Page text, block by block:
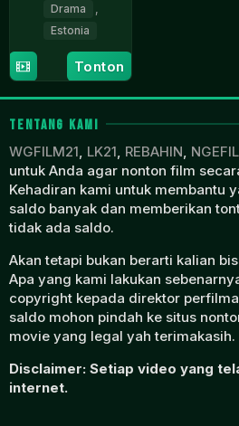
Drama
Estonia
9
Nov
2023
Eeva
Mägi
Tonton
TENTANG KAMI
WGFILM21, LK21, REBAHIN,
untuk Anda agar nonton film
Kehadiran kami untuk membantu
saldo banyak dan memberikan
tidak ada saldo.
Akan tetapi bukan berarti kalian
Apa yang kami lakukan
copyright kepada direktor
saldo mohon pindah ke situs
movie yang legal yah terimakasih.
Disclaimer: Setiap video yang
internet.